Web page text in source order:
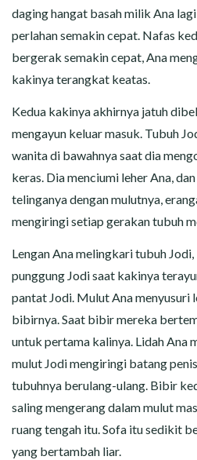
daging hangat basah milik Ana
perlahan semakin cepat. Nafas
bergerak semakin cepat, Ana
kakinya terangkat keatas.
Kedua kakinya akhirnya jatuh
mengayun keluar masuk. Tubuh
wanita di bawahnya saat dia
keras. Dia menciumi leher Ana,
telinganya dengan mulutnya,
mengiringi setiap gerakan tubuh
Lengan Ana melingkari tubuh
punggung Jodi saat kakinya
pantat Jodi. Mulut Ana menyusuri
bibirnya. Saat bibir mereka
untuk pertama kalinya. Lidah Ana
mulut Jodi mengiringi batang
tubuhnya berulang-ulang. Bibir
saling mengerang dalam mulut
ruang tengah itu. Sofa itu sedikit
yang bertambah liar.